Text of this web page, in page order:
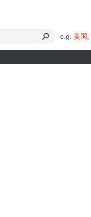
e.g. 美国